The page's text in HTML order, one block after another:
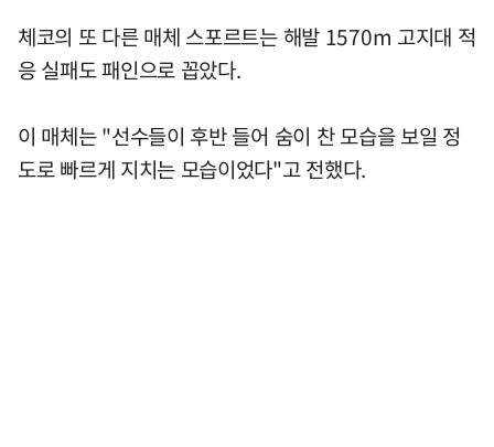
체코의 또 다른 매체 스포르트는 해발 1570m 고지대 적
응 실패도 패인으로 꼽았다.
이 매체는 "선수들이 후반 들어 숨이 찬 모습을 보일 정
도로 빠르게 지치는 모습이었다"고 전했다.